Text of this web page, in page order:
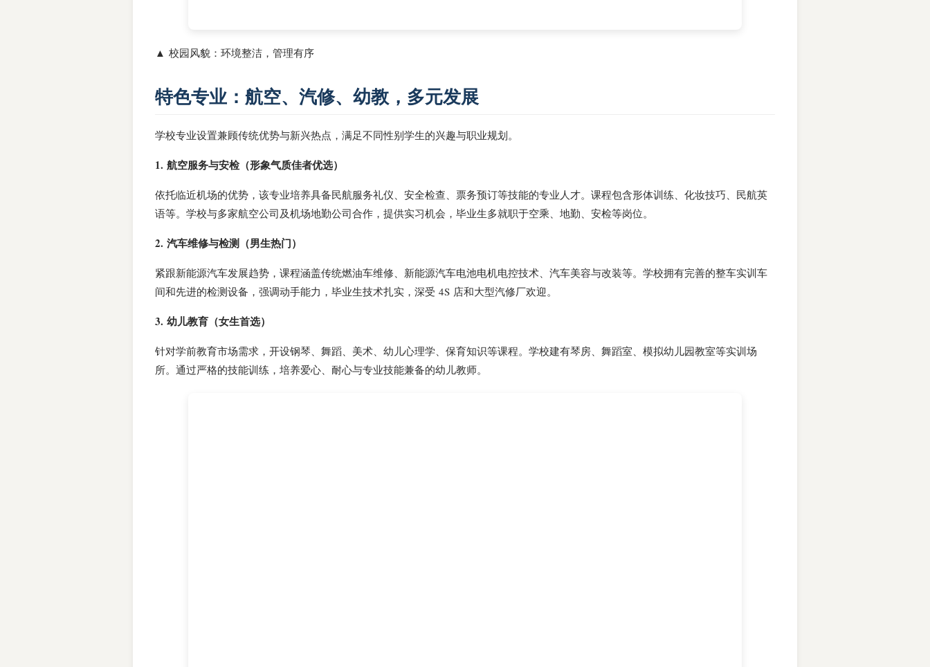
▲ 校园风貌：环境整洁，管理有序
特色专业：航空、汽修、幼教，多元发展
学校专业设置兼顾传统优势与新兴热点，满足不同性别学生的兴趣与职业规划。
1. 航空服务与安检（形象气质佳者优选）
依托临近机场的优势，该专业培养具备民航服务礼仪、安全检查、票务预订等技能的专业人才。课程包含形体训练、化妆技巧、民航英
语等。学校与多家航空公司及机场地勤公司合作，提供实习机会，毕业生多就职于空乘、地勤、安检等岗位。
2. 汽车维修与检测（男生热门）
紧跟新能源汽车发展趋势，课程涵盖传统燃油车维修、新能源汽车电池电机电控技术、汽车美容与改装等。学校拥有完善的整车实训车
间和先进的检测设备，强调动手能力，毕业生技术扎实，深受 4S 店和大型汽修厂欢迎。
3. 幼儿教育（女生首选）
针对学前教育市场需求，开设钢琴、舞蹈、美术、幼儿心理学、保育知识等课程。学校建有琴房、舞蹈室、模拟幼儿园教室等实训场
所。通过严格的技能训练，培养爱心、耐心与专业技能兼备的幼儿教师。